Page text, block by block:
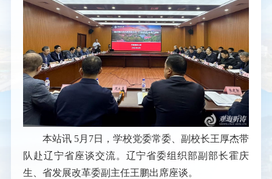
本站讯 5月7日，学校党委常委、副校长王厚杰带
队赴辽宁省座谈交流。辽宁省委组织部副部长霍庆
生、省发展改革委副主任王鹏出席座谈。